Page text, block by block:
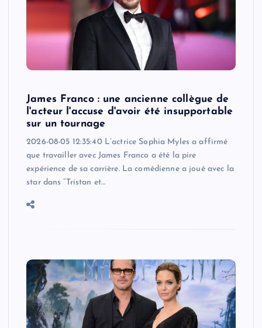
James Franco : une ancienne collègue de
l'acteur l'accuse d'avoir été insupportable
sur un tournage
2026-08-05 12:35:40 L’actrice Sophia Myles a affirmé
que travailler avec James Franco a été la pire
expérience de sa carrière. La comédienne a joué avec la
star dans “Tristan et…